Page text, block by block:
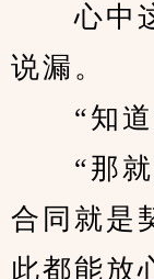
心中这
说漏。
“知道
“那就
合同就是
此都能放